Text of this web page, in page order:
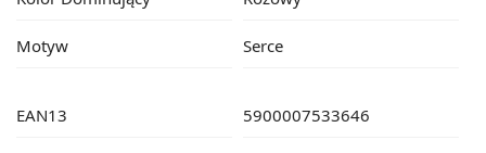
Motyw Serce
EAN13 5900007533646